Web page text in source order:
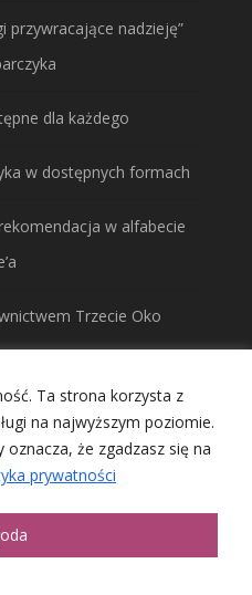
Ta strona korzysta z
na najwyższym poziomie.
że zgadzasz się na
prywatności
przywracające nadzieję”
dla każdego
w dostępnych formach
w alfabecie
Trzecie Oko
Trzecie
Built using WordPress and
Theme